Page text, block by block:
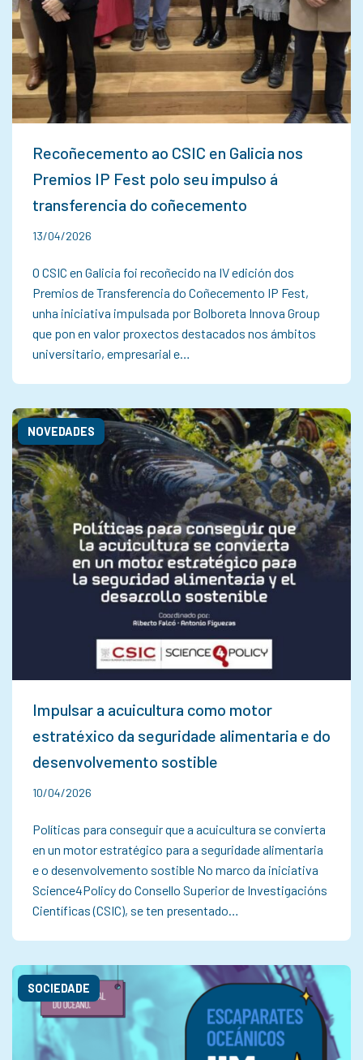
Recoñecemento ao CSIC en Galicia nos
Premios IP Fest polo seu impulso á
transferencia do coñecemento
13/04/2026
O CSIC en Galicia foi recoñecido na IV edición dos
Premios de Transferencia do Coñecemento IP Fest,
unha iniciativa impulsada por Bolboreta Innova Group
que pon en valor proxectos destacados nos ámbitos
universitario, empresarial e…
Impulsar a acuicultura como motor
estratéxico da seguridade alimentaria e do
desenvolvemento sostible
NOVEDADES
10/04/2026
Políticas para conseguir que a acuicultura se convierta
en un motor estratégico para a seguridade alimentaria
e o desenvolvemento sostible No marco da iniciativa
Science4Policy do Consello Superior de Investigacións
Científicas (CSIC), se ten presentado…
SOCIEDADE